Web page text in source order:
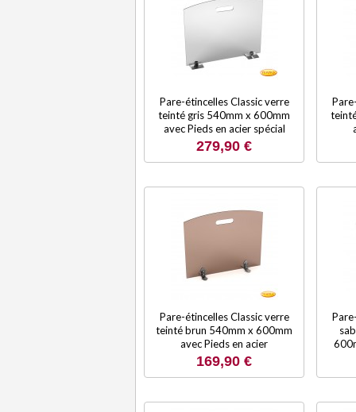
Pare-étincelles Classic verre
teinté gris 540mm x 600mm
avec Pieds en acier spécial
279,90 €
Pare-étincelles Classic verre
teinté brun 540mm x 600mm
avec Pieds en acier
169,90 €